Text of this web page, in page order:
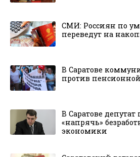
СМИ: Россиян по
переведут на
В Саратове
против
В Саратове
«напрячь»
экономики